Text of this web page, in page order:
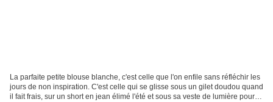
La parfaite petite blouse blanche, c'est celle que l'on enfile sans réfléchir les
jours de non inspiration. C'est celle qui se glisse sous un gilet doudou quand
il fait frais, sur un short en jean élimé l'été et sous sa veste de lumière pour